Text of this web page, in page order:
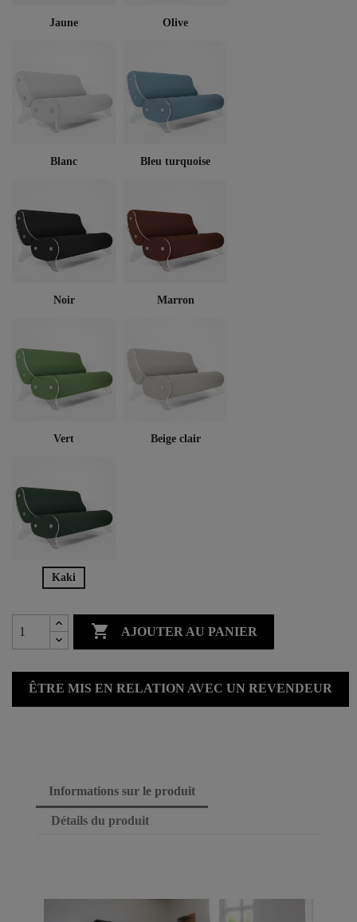
Jaune Olive
Blanc Bleu turquoise
Noir Marron
Vert Beige clair
Kaki
 AJOUTER AU PANIER
ÊTRE MIS EN RELATION AVEC UN REVENDEUR
Informations sur le produit
Détails du produit